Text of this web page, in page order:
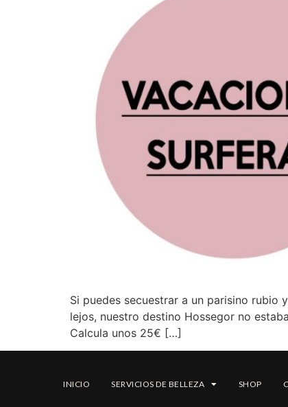
Si puedes secuestrar a un parisino
lejos, nuestro destino Hossegor no
Calcula unos 25€ […]
INICIO SERVICIOS DE BELLEZA SHOP